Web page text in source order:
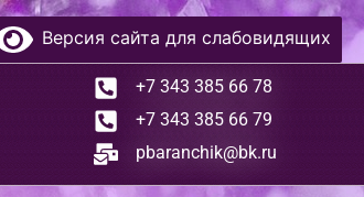
Версия сайта для слабовидящих
+7 343 385 66 78
+7 343 385 66 79
pbaranchik@bk.ru